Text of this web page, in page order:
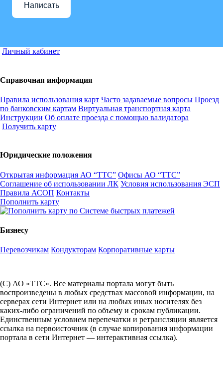
Написать
Личный кабинет
Справочная информация
Правила использования карт Часто задаваемые вопросы Проезд
по банковским картам Виртуальная транспортная карта
Инструкции Об оплате проезда с помощью валидатора
Получить карту
Юридические положения
Открытая информация АО “ТТС” Офисы АО “ТТС”
Соглашение об использовании ЛК Условия использования ЭСП
Правила АСОП Контакты
Пополнить карту
Бизнесу
Перевозчикам Кондукторам Корпоративные карты
(С) АО «ТТС». Все материалы портала могут быть
воспроизведены в любых средствах массовой информации, на
серверах сети Интернет или на любых иных носителях без
каких-либо ограничений по объему и срокам публикации.
Единственным условием перепечатки и ретрансляции является
ссылка на первоисточник (в случае копирования информации
портала в сети Интернет — интерактивная ссылка).